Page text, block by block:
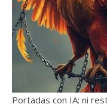
Portadas con IA: ni